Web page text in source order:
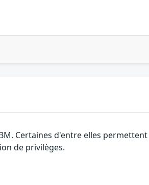
Certaines d'entre elles
de privilèges.